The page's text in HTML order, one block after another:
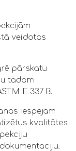
veidotas
pārskatu
tādām
E 337-B.
iespējām
kvalitātes